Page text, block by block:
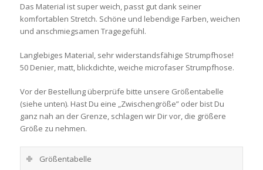
Das Material ist super weich, passt gut dank seiner
komfortablen Stretch. Schöne und lebendige Farben, weichen
und anschmiegsamen Tragegefühl.
Langlebiges Material, sehr widerstandsfähige Strumpfhose!
50 Denier, matt, blickdichte, weiche microfaser Strumpfhose.
Vor der Bestellung überprüfe bitte unsere Größentabelle
(siehe unten). Hast Du eine „Zwischengröße” oder bist Du
ganz nah an der Grenze, schlagen wir Dir vor, die größere
Größe zu nehmen.
Größentabelle